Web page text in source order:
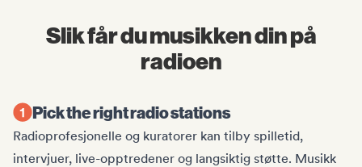
Slik får du musikken din på
radioen
Pick the right radio stations
Radioprofesjonelle og kuratorer kan tilby spilletid,
intervjuer, live-opptredener og langsiktig støtte. Musikk